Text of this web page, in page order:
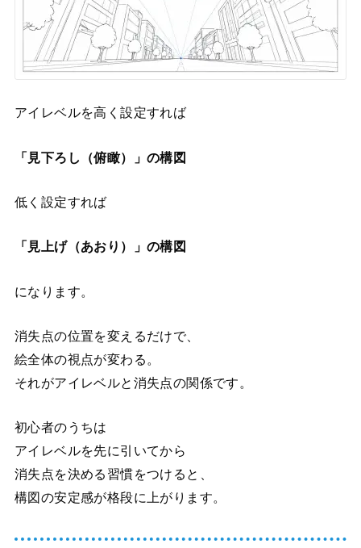
アイレベルを高く設定すれば
「見下ろし（俯瞰）」の構図
低く設定すれば
「見上げ（あおり）」の構図
になります。
消失点の位置を変えるだけで、
絵全体の視点が変わる。
それがアイレベルと消失点の関係です。
初心者のうちは
アイレベルを先に引いてから
消失点を決める習慣をつけると、
構図の安定感が格段に上がります。